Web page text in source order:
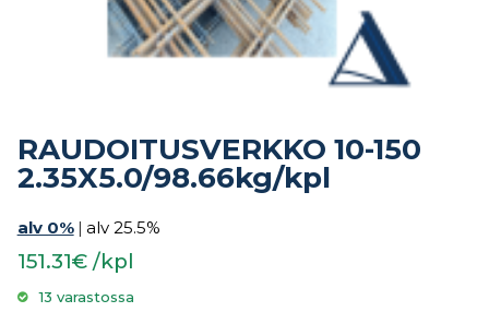
RAUDOITUSVERKKO 10-150
2.35X5.0/98.66kg/kpl
alv 0% | alv 25.5%
151.31€ /kpl
13 varastossa